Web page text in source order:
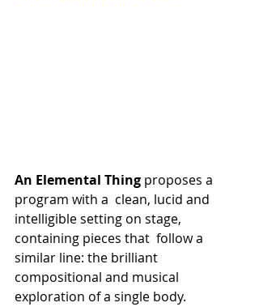
An Elemental Thing proposes a
program with a  clean, lucid and
intelligible setting on stage,
containing pieces that  follow a
similar line: the brilliant
compositional and musical
exploration of a single body.